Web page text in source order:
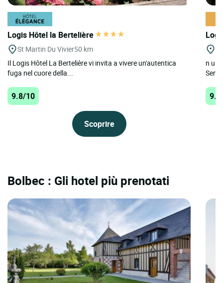
Logis Hôtel la Bertelière
St Martin Du Vivier50 km
Il Logis Hôtel La Bertelière vi invita a vivere un'autentica
fuga nel cuore della...
9.8/10
Scoprire
n un
Bolbec : Gli hotel più prenotati